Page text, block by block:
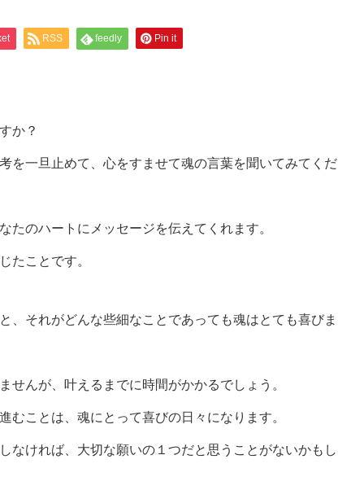
RSS feedly Pin it
か？
を一旦止めて、心をすませて魂の言葉を聞いてみてくだ
たのハートにメッセージを伝えてくれます。
たことです。
、それがどんな些細なことであっても魂はとても喜びま
せんが、叶えるまでに時間がかかるでしょう。
むことは、魂にとって喜びの日々になります。
なければ、大切な願いの１つだと思うことがないかもし